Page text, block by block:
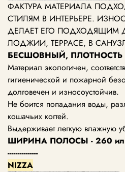
ФАКТУРА МАТЕРИАЛА
СТИЛЯМ В ИНТЕРЬЕРЕ.
ДЕЛАЕТ ЕГО ПОДХОДЯЩИМ
ЛОДЖИИ, ТЕРРАСЕ, В
БЕСШОВНЫЙ, ПЛОТНОСТЬ
Материал экологичен,
гигиенической и пожарной
долговечен и износоустойчив.
Не боится попадания воды,
кошачьих когтей.
Выдерживает легкую влажную
ШИРИНА ПОЛОСЫ - 260
---------------
NIZZA